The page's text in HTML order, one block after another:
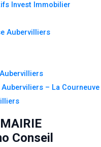
Invest Immobilier
Aubervilliers
– La Courneuve
Conseil